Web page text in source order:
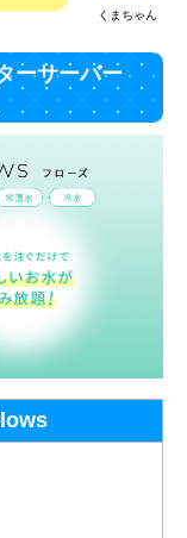
くまちゃん
ーサーバー